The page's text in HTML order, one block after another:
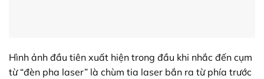
Hình ảnh đầu tiên xuất hiện trong đầu khi nhắc đến cụm
từ “đèn pha laser” là chùm tia laser bắn ra từ phía trước